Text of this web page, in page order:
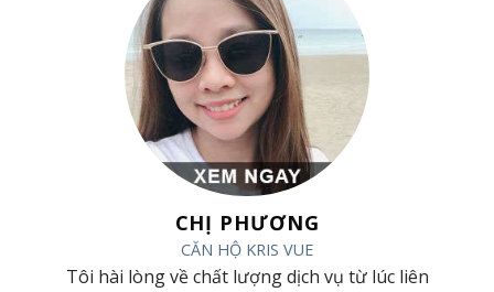
CHỊ PHƯƠNG
CĂN HỘ KRIS VUE
Tôi hài lòng về chất lượng dịch vụ từ lúc liên